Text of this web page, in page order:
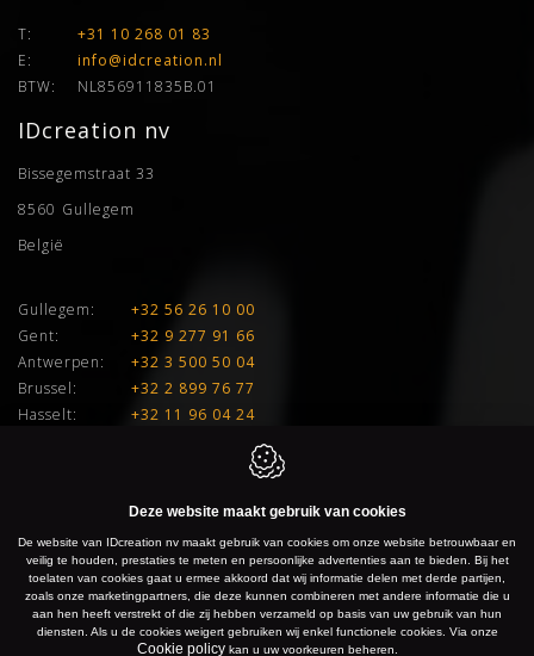
T:
+31 10 268 01 83
E:
info@idcreation.nl
BTW:
NL856911835B.01
IDcreation nv
Bissegemstraat 33
8560 Gullegem
België
Gullegem:
+32 56 26 10 00
Gent:
+32 9 277 91 66
Antwerpen:
+32 3 500 50 04
Brussel:
+32 2 899 76 77
Hasselt:
+32 11 96 04 24
info@idcreation.be
BE 0460.241.343
IDcreation 2026 Cookie policy Privacy policy Sitemap
Deze website maakt gebruik van cookies
De website van IDcreation nv maakt gebruik van cookies om onze website betrouwbaar en
veilig te houden, prestaties te meten en persoonlijke advertenties aan te bieden. Bij het
toelaten van cookies gaat u ermee akkoord dat wij informatie delen met derde partijen,
zoals onze marketingpartners, die deze kunnen combineren met andere informatie die u
aan hen heeft verstrekt of die zij hebben verzameld op basis van uw gebruik van hun
diensten. Als u de cookies weigert gebruiken wij enkel functionele cookies. Via onze
Cookie policykan u uw voorkeuren beheren.